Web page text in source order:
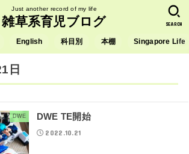
Just another record of my life
雑草系育児ブログ
English 科目別 本棚 Singapore Life
SEARCH
日
DWE DWE TE開始
2022.10.21